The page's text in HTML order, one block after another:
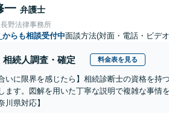
一 弁護士
野法律事務所
からも相談受付中面談方法(対面・電話・ビデ
相続人調査・確定 料金表を見る
合いに限界を感じたら】相続診断士の資格を
ます。図解を用いた丁寧な説明で複雑な事情
川県対応】